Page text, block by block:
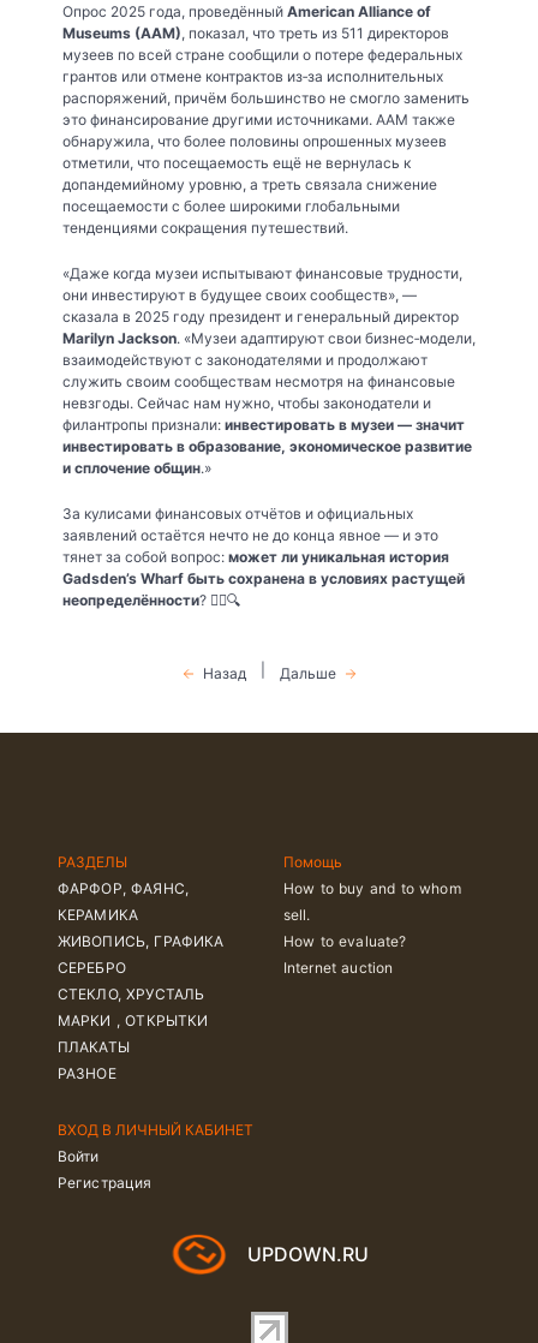
Опрос 2025 года, проведённый American Alliance of
Museums (AAM), показал, что треть из 511 директоров
музеев по всей стране сообщили о потере федеральных
грантов или отмене контрактов из‑за исполнительных
распоряжений, причём большинство не смогло заменить
это финансирование другими источниками. AAM также
обнаружила, что более половины опрошенных музеев
отметили, что посещаемость ещё не вернулась к
допандемийному уровню, а треть связала снижение
посещаемости с более широкими глобальными
тенденциями сокращения путешествий.
«Даже когда музеи испытывают финансовые трудности,
они инвестируют в будущее своих сообществ», —
сказала в 2025 году президент и генеральный директор
Marilyn Jackson. «Музеи адаптируют свои бизнес‑модели,
взаимодействуют с законодателями и продолжают
служить своим сообществам несмотря на финансовые
невзгоды. Сейчас нам нужно, чтобы законодатели и
филантропы признали: инвестировать в музеи — значит
инвестировать в образование, экономическое развитие
и сплочение общин.»
За кулисами финансовых отчётов и официальных
заявлений остаётся нечто не до конца явное — и это
тянет за собой вопрос: может ли уникальная история
Gadsden’s Wharf быть сохранена в условиях растущей
неопределённости? 🕵️‍♂️🔍
Назад Дальше
РАЗДЕЛЫ
ФАРФОР, ФАЯНС,
КЕРАМИКА
ЖИВОПИСЬ, ГРАФИКА
СЕРЕБРО
СТЕКЛО, ХРУСТАЛЬ
МАРКИ , ОТКРЫТКИ
ПЛАКАТЫ
РАЗНОЕ
Помощь
How to buy and to whom
sell.
How to evaluate?
Internet auction
ВХОД В ЛИЧНЫЙ КАБИНЕТ
Войти
Регистрация
UPDOWN.RU